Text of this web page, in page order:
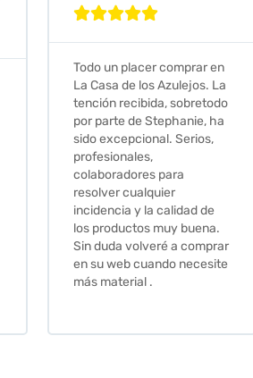
La
ha

Excelente calidad y diseño,
muy comprometidos con
sus clientes, los
recomiendo.